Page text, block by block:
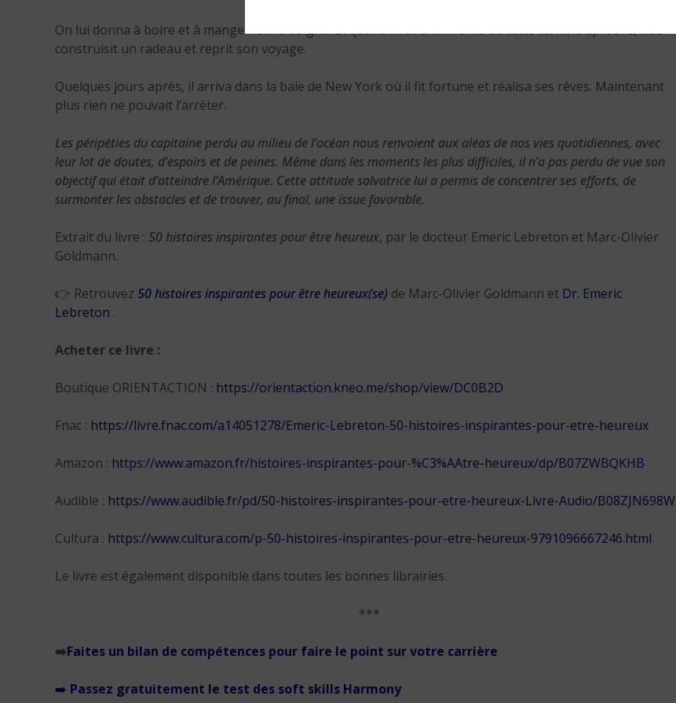
On lui donna à boire et à manger. On le soigna. Et quand il fut enfin remis de cette terrible épreuve, il se
construisit un radeau et reprit son voyage.
Quelques jours après, il arriva dans la baie de New York où il fit fortune et réalisa ses rêves. Maintenant
plus rien ne pouvait l’arrêter.
Les péripéties du capitaine perdu au milieu de l’océan nous renvoient aux aléas de nos vies quotidiennes, avec
leur lot de doutes, d’espoirs et de peines. Même dans les moments les plus difficiles, il n’a pas perdu de vue son
objectif qui était d’atteindre l’Amérique. Cette attitude salvatrice lui a permis de concentrer ses efforts, de
surmonter les obstacles et de trouver, au final, une issue favorable.
Extrait du livre : 50 histoires inspirantes pour être heureux, par le docteur Emeric Lebreton et Marc-Olivier
Goldmann.
👉 Retrouvez 50 histoires inspirantes pour être heureux(se) de Marc-Olivier Goldmann et Dr. Emeric
Lebreton .
Acheter ce livre :
Boutique ORIENTACTION : https://orientaction.kneo.me/shop/view/DC0B2D
Fnac : https://livre.fnac.com/a14051278/Emeric-Lebreton-50-histoires-inspirantes-pour-etre-heureux
Amazon : https://www.amazon.fr/histoires-inspirantes-pour-%C3%AAtre-heureux/dp/B07ZWBQKHB
Audible : https://www.audible.fr/pd/50-histoires-inspirantes-pour-etre-heureux-Livre-Audio/B08ZJN698W
Cultura : https://www.cultura.com/p-50-histoires-inspirantes-pour-etre-heureux-9791096667246.html
Le livre est également disponible dans toutes les bonnes librairies.
***
➡️Faites un bilan de compétences pour faire le point sur votre carrière
➡️ Passez gratuitement le test des soft skills Harmony